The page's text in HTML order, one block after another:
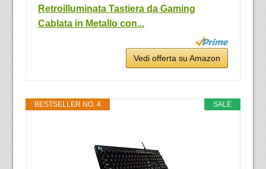
Retroilluminata Tastiera da Gaming
Cablata in Metallo con...
Vedi offerta su Amazon
SALE
BESTSELLER NO. 4